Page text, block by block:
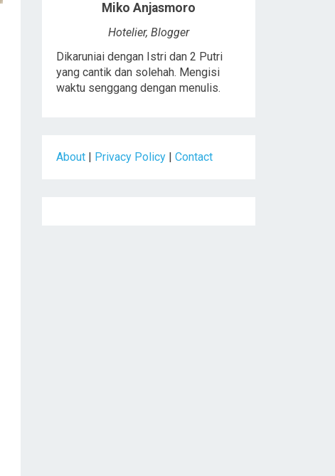
Miko Anjasmoro
Hotelier, Blogger
Dikaruniai dengan Istri dan 2 Putri
yang cantik dan solehah. Mengisi
waktu senggang dengan menulis.
About Privacy Policy Contact